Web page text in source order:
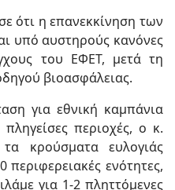
ότι η επανεκκίνηση των
υπό αυστηρούς κανόνες
του ΕΦΕΤ, μετά τη
βιοασφάλειας.
για εθνική καμπάνια
περιοχές, ο κ.
κρούσματα ευλογιάς
ενότητες,
για 1-2 πληττόμενες